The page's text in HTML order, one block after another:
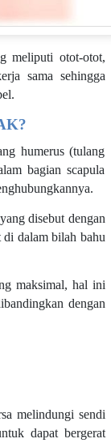
meliputi otot-otot,
sama sehingga
humerus (tulang
bagian scapula
disebut dengan
dalam bilah bahu
maksimal, hal ini
dengan
melindungi sendi
dapat bergerat